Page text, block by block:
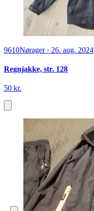
9610Nørager· 26. aug. 2024
Regnjakke, str. 128
50 kr.